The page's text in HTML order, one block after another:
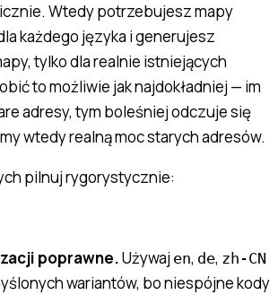
Wtedy potrzebujesz mapy
każdego języka i generujesz
tylko dla realnie istniejących
to możliwie jak najdokładniej — im
adresy, tym boleśniej odczuje się
wtedy realną moc starych adresów.
pilnuj rygorystycznie:
poprawne.Używaj en, de, zh-CN
wariantów, bo niespójne kody